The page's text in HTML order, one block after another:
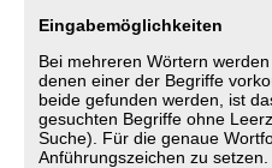
Eingabemöglichkeiten
Bei mehreren Wörtern
denen einer der Begriffe
beide gefunden werden, ist
gesuchten Begriffe ohne
Suche). Für die genaue
Anführungszeichen zu setzen.